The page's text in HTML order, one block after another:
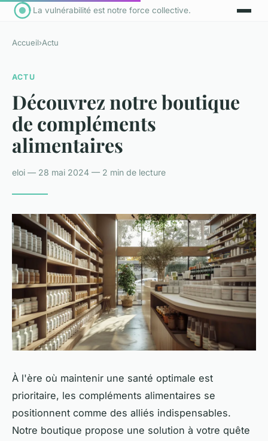
La vulnérabilité est notre force collective.
Accueil›Actu
ACTU
Découvrez notre boutique
de compléments
alimentaires
eloi — 28 mai 2024 — 2 min de lecture
À l'ère où maintenir une santé optimale est
prioritaire, les compléments alimentaires se
positionnent comme des alliés indispensables.
Notre boutique propose une solution à votre quête